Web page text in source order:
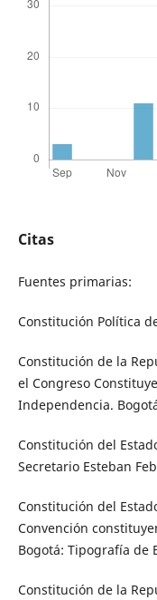
Citas
Fuentes primarias:
Constitución Política
Constitución de la
el Congreso
Independencia.
Constitución del
Secretario Esteban
Constitución del
Convención
Bogotá: Tipografía de
Constitución de la